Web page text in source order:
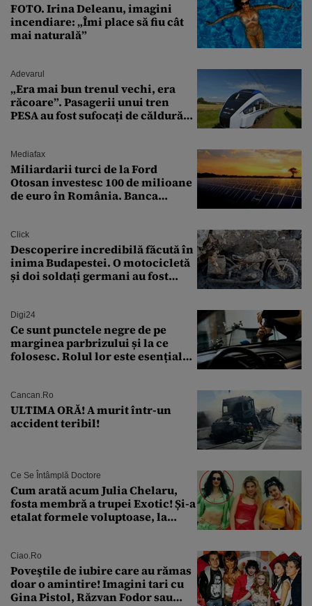
FOTO. Irina Deleanu, imagini
incendiare: „Îmi place să fiu cât
mai naturală”
Adevarul
„Era mai bun trenul vechi, era
răcoare”. Pasagerii unui tren
PESA au fost sufocați de căldură
Mediafax
Miliardarii turci de la Ford
Otosan investesc 100 de milioane
de euro în România. Banca
Click
Descoperire incredibilă făcută în
inima Budapestei. O motocicletă
și doi soldați germani au fost
Digi24
Ce sunt punctele negre de pe
marginea parbrizului și la ce
folosesc. Rolul lor este esențial
Cancan.ro
ULTIMA ORĂ! A murit într-un
accident teribil!
Ce Se Întâmplă Doctore
Cum arată acum Julia Chelaru,
fosta membră a trupei Exotic! Și-a
etalat formele voluptoase, la
Ciao.ro
Poveştile de iubire care au rămas
doar o amintire! Imagini tari cu
Gina Pistol, Răzvan Fodor sau